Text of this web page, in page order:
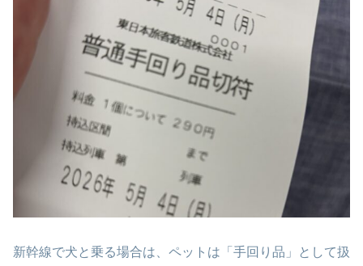
新幹線で犬と乗る場合は、ペットは「手回り品」として扱